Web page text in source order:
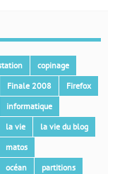
copinage
Finale 2008
Firefox
informatique
la vie
la vie du blog
matos
océan
partitions